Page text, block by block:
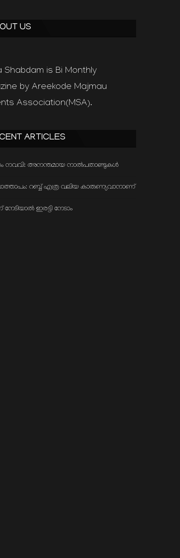
US
Shabdam is Bi Monthly
by Areekode Majmau
Association(MSA).
ARTICLES
നവവി: അനന്തമായ നാൽപതാണ്ടുകൾ
റബ്ബ് എത്ര വലിയ കാരുണ്യവാനാണ്
ഇരട്ടി നേടാം